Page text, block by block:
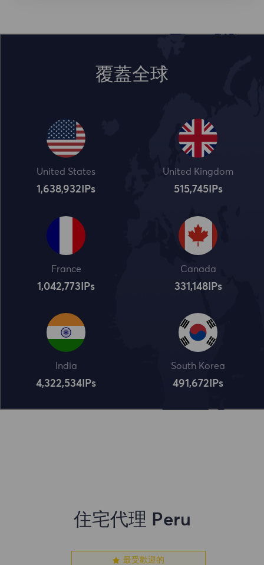
覆蓋全球
United States
1,638,932 IPs
United Kingdom
515,745IPs
France
1,042,773 IPs
Canada
331,148IPs
India
4,322,534 IPs
South Korea
491,672 IPs
住宅代理 Peru
最受歡迎的